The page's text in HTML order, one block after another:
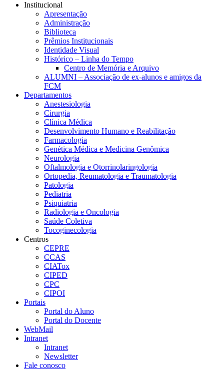
Institucional
Apresentação
Administração
Biblioteca
Prêmios Institucionais
Identidade Visual
Histórico – Linha do Tempo
Centro de Memória e Arquivo
ALUMNI – Associação de ex-alunos e amigos da
FCM
Departamentos
Anestesiologia
Cirurgia
Clínica Médica
Desenvolvimento Humano e Reabilitação
Farmacologia
Genética Médica e Medicina Genômica
Neurologia
Oftalmologia e Otorrinolaringologia
Ortopedia, Reumatologia e Traumatologia
Patologia
Pediatria
Psiquiatria
Radiologia e Oncologia
Saúde Coletiva
Tocoginecologia
Centros
CEPRE
CCAS
CIATox
CIPED
CPC
CIPOI
Portais
Portal do Aluno
Portal do Docente
WebMail
Intranet
Intranet
Newsletter
Fale conosco